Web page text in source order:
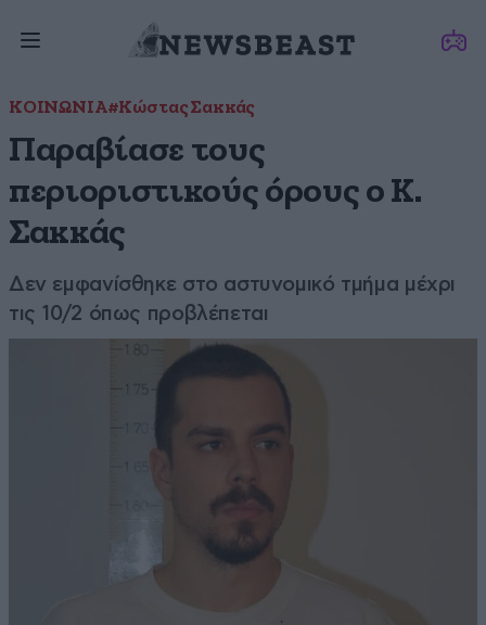
ΚΟΙΝΩΝΙΑ#Κώστας Σακκάς
Παραβίασε τους
περιοριστικούς όρους ο Κ.
Σακκάς
Δεν εμφανίσθηκε στο αστυνομικό τμήμα μέχρι
τις 10/2 όπως προβλέπεται